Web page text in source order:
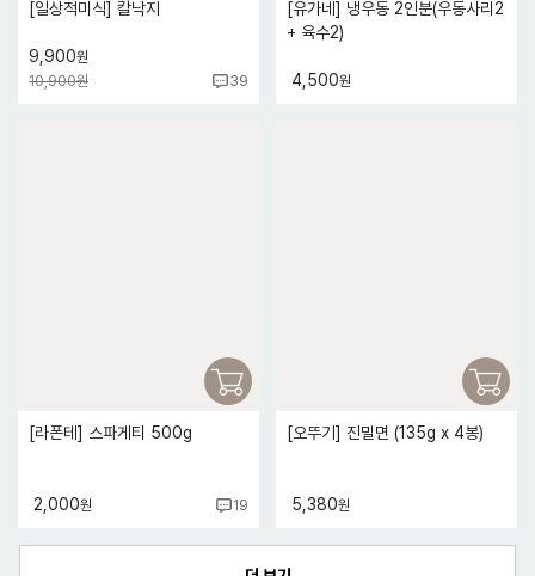
[일상적미식] 칼낙지
9,900원
10,900원
39
[유가네] 냉우동 2인분(우동사리2
+ 육수2)
4,500원
[라폰테] 스파게티 500g
2,000원 19
[오뚜기] 진밀면 (135g x 4봉)
5,380원